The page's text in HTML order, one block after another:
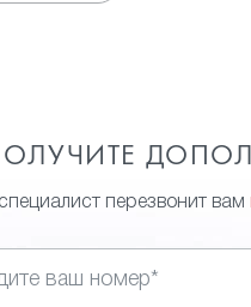
перезвонит вам